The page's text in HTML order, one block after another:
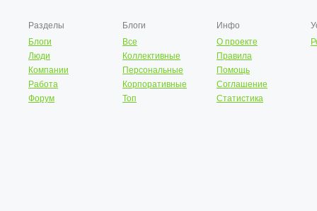
Разделы
Блоги
Люди
Компании
Работа
Форум
Блоги
Все
Коллективные
Персональные
Корпоративные
Топ
Инфо
О проекте
Правила
Помощь
Соглашение
Статистика